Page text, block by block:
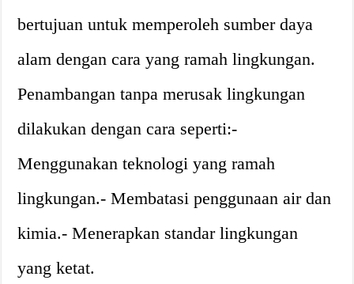
bertujuan untuk memperoleh sumber daya
alam dengan cara yang ramah lingkungan.
Penambangan tanpa merusak lingkungan
dilakukan dengan cara seperti:-
Menggunakan teknologi yang ramah
lingkungan.- Membatasi penggunaan air dan
kimia.- Menerapkan standar lingkungan
yang ketat.